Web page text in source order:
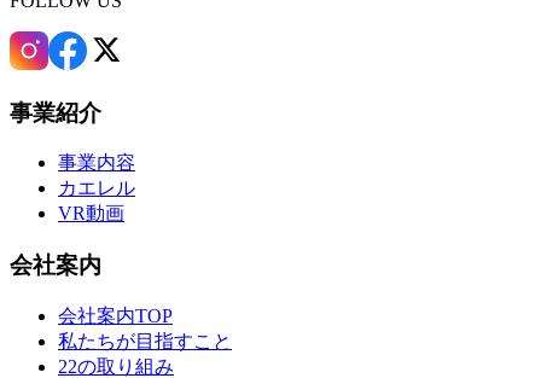
事業紹介
事業内容
カエレル
VR動画
会社案内
会社案内TOP
私たちが目指すこと
22の取り組み